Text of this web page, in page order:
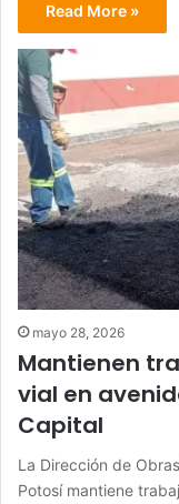
Read More »
mayo 28, 2026
Mantienen
vial en
Capital
La Dirección de
Potosí mantiene